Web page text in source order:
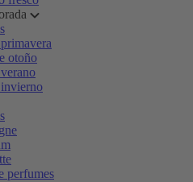
otoño
invierno
perfumes